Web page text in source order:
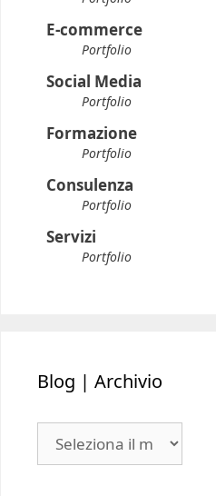
E-commerce
Portfolio
Social Media
Portfolio
Formazione
Portfolio
Consulenza
Portfolio
Servizi
Portfolio
Blog | Archivio